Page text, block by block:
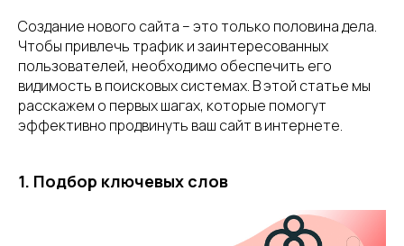
Создание нового сайта – это только половина дела.
Чтобы привлечь трафик и заинтересованных
пользователей, необходимо обеспечить его
видимость в поисковых системах. В этой статье мы
расскажем о первых шагах, которые помогут
эффективно продвинуть ваш сайт в интернете.
1. Подбор ключевых слов